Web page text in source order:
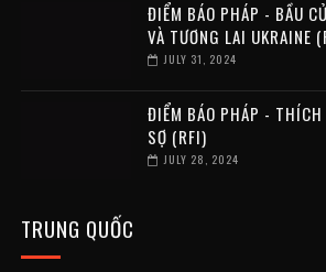
ĐIỂM BÁO PHÁP - BẦU
VÀ TƯƠNG LAI UKRAINE
JULY 31, 2024
ĐIỂM BÁO PHÁP - THÍCH
SỢ (RFI)
JULY 28, 2024
TRUNG QUỐC